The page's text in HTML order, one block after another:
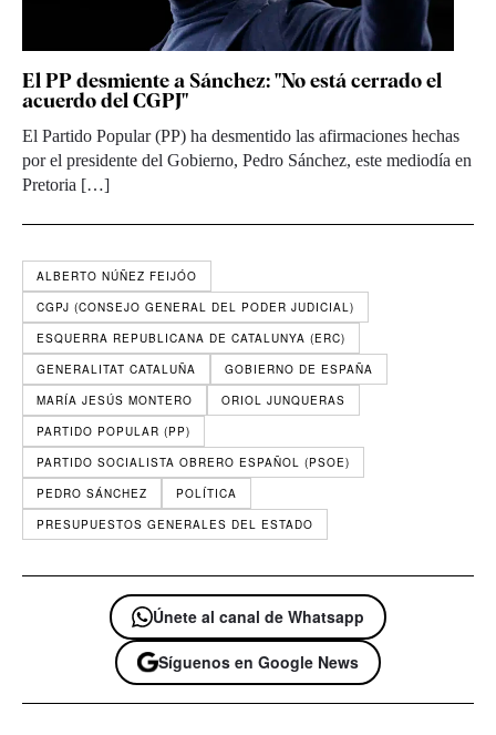
El PP desmiente a Sánchez: "No está cerrado el
acuerdo del CGPJ"
El Partido Popular (PP) ha desmentido las afirmaciones hechas
por el presidente del Gobierno, Pedro Sánchez, este mediodía en
Pretoria […]
ALBERTO NÚÑEZ FEIJÓO
CGPJ (CONSEJO GENERAL DEL PODER JUDICIAL)
ESQUERRA REPUBLICANA DE CATALUNYA (ERC)
GENERALITAT CATALUÑA
GOBIERNO DE ESPAÑA
MARÍA JESÚS MONTERO
ORIOL JUNQUERAS
PARTIDO POPULAR (PP)
PARTIDO SOCIALISTA OBRERO ESPAÑOL (PSOE)
PEDRO SÁNCHEZ
POLÍTICA
PRESUPUESTOS GENERALES DEL ESTADO
Únete al canal de Whatsapp
Síguenos en Google News